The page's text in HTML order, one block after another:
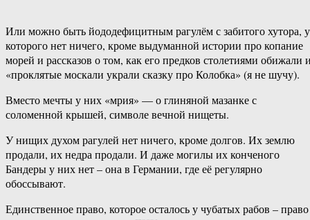
Или можно быть йододефицитным рагулём с забитого хутора, у
которого нет ничего, кроме выдуманной истории про копание
морей и рассказов о том, как его предков столетиями обижали
«проклятые москали украли сказку про Колобка» (я не шучу).
Вместо мечты у них «мрия» — о глиняной мазанке с
соломенной крышей, символе вечной нищеты.
У нищих духом рагулей нет ничего, кроме долгов. Их землю
продали, их недра продали. И даже могилы их конченого
Бандеры у них нет – она в Германии, где её регулярно
обоссывают.
Единственное право, которое осталось у чубатых рабов – право